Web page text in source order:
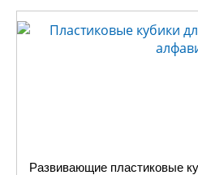
Развивающие пластиковые